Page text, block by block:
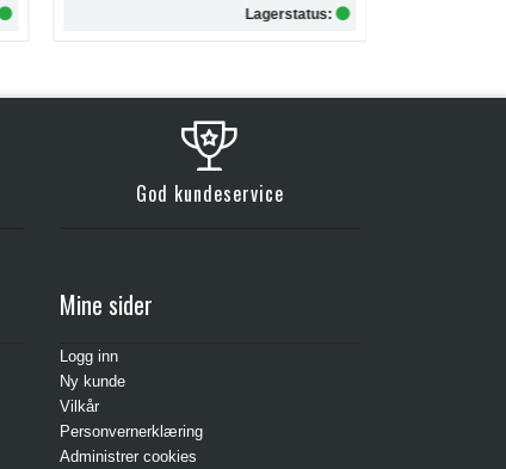
Lagerstatus:
God kundeservice
Mine sider
Logg inn
Ny kunde
Vilkår
Personvernerklæring
Administrer cookies